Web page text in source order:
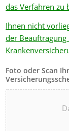
das Verfahren zu
Ihnen nicht
der
Foto oder Scan